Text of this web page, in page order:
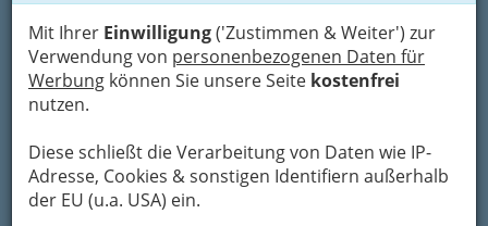
Mit Ihrer Einwilligung('Zustimmen & Weiter') zur
Verwendung von personenbezogenen Daten für
Werbung können Sie unsere Seite kostenfrei
nutzen.
Diese schließt die Verarbeitung von Daten wie IP-
Adresse, Cookies & sonstigen Identifiern außerhalb
der EU (u.a. USA) ein.
Karte
Adresse mit Google Maps anschauen